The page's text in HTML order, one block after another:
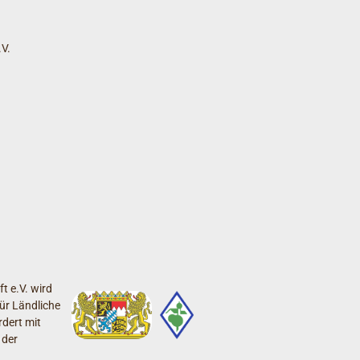
e.V. wird
Ländliche
mit